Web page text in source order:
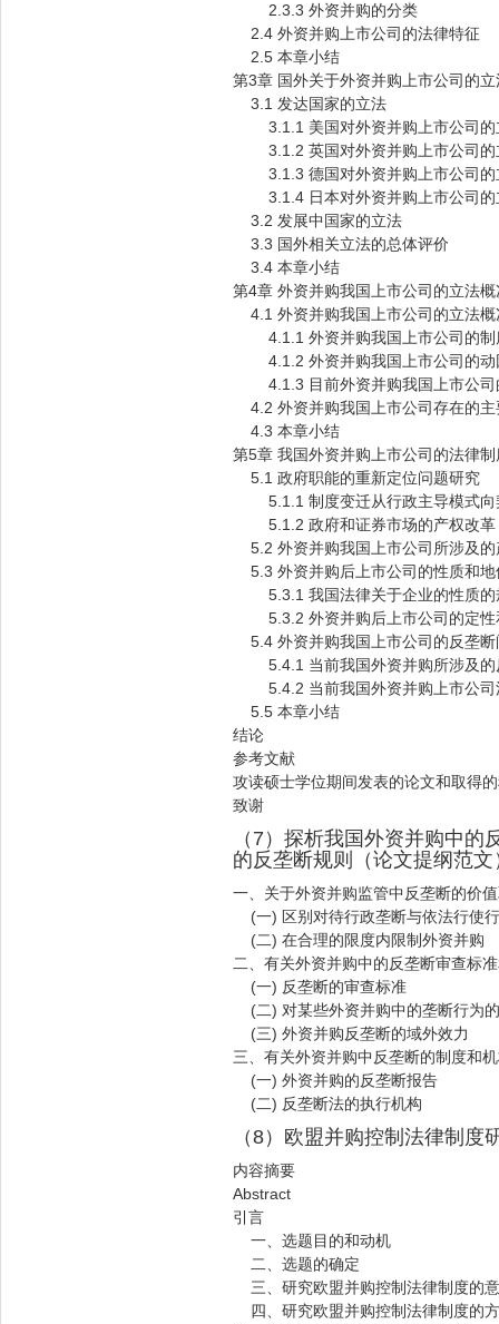
2.3.3 外资并购的分类
2.4 外资并购上市公司的法律特征
2.5 本章小结
第3章 国外关于外资并购上市公司的
3.1 发达国家的立法
3.1.1 美国对外资并购上市公司的
3.1.2 英国对外资并购上市公司的
3.1.3 德国对外资并购上市公司的
3.1.4 日本对外资并购上市公司的
3.2 发展中国家的立法
3.3 国外相关立法的总体评价
3.4 本章小结
第4章 外资并购我国上市公司的立法
4.1 外资并购我国上市公司的立法概
4.1.1 外资并购我国上市公司的制
4.1.2 外资并购我国上市公司的动
4.1.3 目前外资并购我国上市公司
4.2 外资并购我国上市公司存在的主
4.3 本章小结
第5章 我国外资并购上市公司的法律
5.1 政府职能的重新定位问题研究
5.1.1 制度变迁从行政主导模式向
5.1.2 政府和证券市场的产权改革
5.2 外资并购我国上市公司所涉及的
5.3 外资并购后上市公司的性质和地
5.3.1 我国法律关于企业的性质的
5.3.2 外资并购后上市公司的定性
5.4 外资并购我国上市公司的反垄断
5.4.1 当前我国外资并购所涉及的
5.4.2 当前我国外资并购上市公司
5.5 本章小结
结论
参考文献
攻读硕士学位期间发表的论文和取得
致谢
（7）探析我国外资并购中
的反垄断规则（论文提纲范文
一、关于外资并购监管中反垄断的价
(一) 区别对待行政垄断与依法行使
(二) 在合理的限度内限制外资并购
二、有关外资并购中的反垄断审查标
(一) 反垄断的审查标准
(二) 对某些外资并购中的垄断行为
(三) 外资并购反垄断的域外效力
三、有关外资并购中反垄断的制度和
(一) 外资并购的反垄断报告
(二) 反垄断法的执行机构
（8）欧盟并购控制法律制度
内容摘要
Abstract
引言
一、选题目的和动机
二、选题的确定
三、研究欧盟并购控制法律制度的
四、研究欧盟并购控制法律制度的